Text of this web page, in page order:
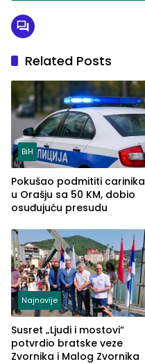
Related Posts
BiH
Pokušao podmititi carinika
u Orašju sa 50 KM, dobio
osuđujuću presudu
Najnovije
Susret „Ljudi i mostovi“
potvrdio bratske veze
Zvornika i Malog Zvornika